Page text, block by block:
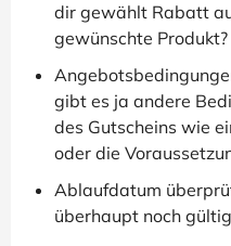
dir gewählt Rabatt
gewünschte Produkt?
gibt es ja andere
des Gutscheins wie
oder die
Ablaufdatum
überhaupt noch